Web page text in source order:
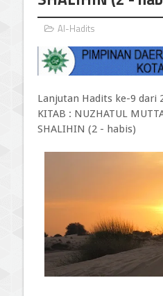
Al-Hadits
Lanjutan Hadits ke-9 dari
KITAB : NUZHATUL
SHALIHIN (2 - habis)